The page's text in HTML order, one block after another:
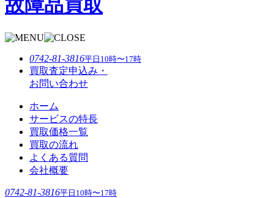
0742-81-3816平日10時〜17時
買取査定申込み・
お問い合わせ
ホーム
サービスの特⻑
買取価格一覧
買取の流れ
よくある質問
会社概要
0742-81-3816平日10時〜17時